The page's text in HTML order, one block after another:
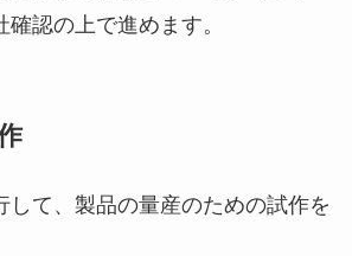
認の上で進めます。
して、製品の量産のための試作を